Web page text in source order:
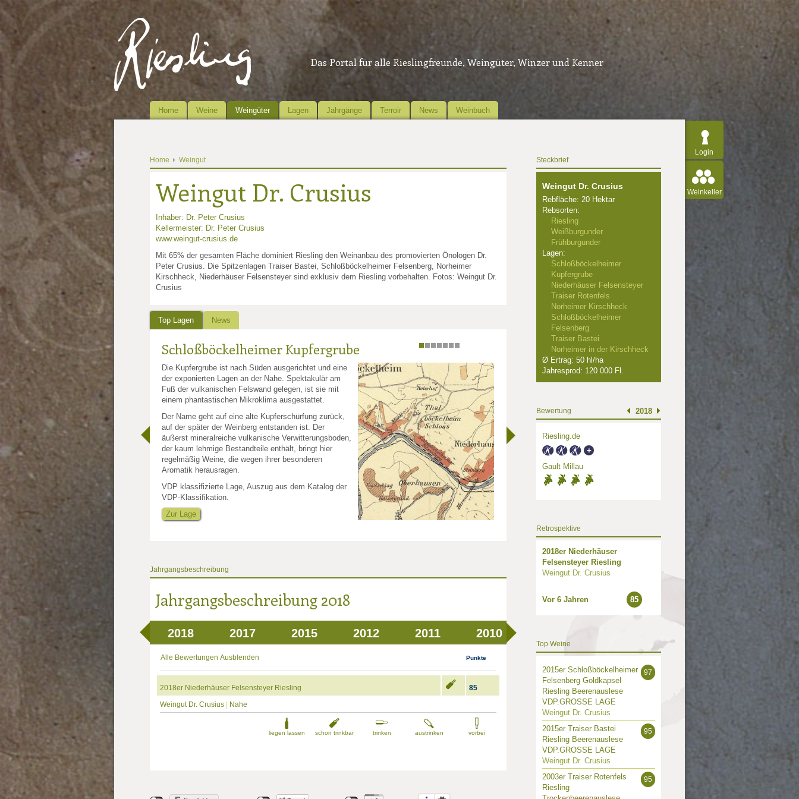
Das Portal für alle Rieslingfreunde, Weingüter, Winzer und Kenner
Home Weine Weingüter Lagen Jahrgänge Terroir News Weinbuch
Login
Weinkeller
Home Weingut
Weingut Dr. Crusius
Inhaber: Dr. Peter Crusius
Kellermeister: Dr. Peter Crusius
www.weingut-crusius.de
Mit 65% der gesamten Fläche dominiert Riesling den Weinanbau des promovierten Önologen Dr.
Peter Crusius. Die Spitzenlagen Traiser Bastei, Schloßböckelheimer Felsenberg, Norheimer
Kirschheck, Niederhäuser Felsensteyer sind exklusiv dem Riesling vorbehalten. Fotos: Weingut Dr.
Crusius
Top Lagen News
Schloßböckelheimer Kupfergrube
Die Kupfergrube ist nach Süden ausgerichtet und eine
der exponierten Lagen an der Nahe. Spektakulär am
Fuß der vulkanischen Felswand gelegen, ist sie mit
einem phantastischen Mikroklima ausgestattet.
Der Name geht auf eine alte Kupferschürfung zurück,
auf der später der Weinberg entstanden ist. Der
äußerst mineralreiche vulkanische Verwitterungsboden,
der kaum lehmige Bestandteile enthält, bringt hier
regelmäßig Weine, die wegen ihrer besonderen
Aromatik herausragen.
VDP klassifizierte Lage, Auszug aus dem Katalog der
VDP-Klassifikation.
Zur Lage
Jahrgangsbeschreibung
Jahrgangsbeschreibung 2018
2018 2017 2015 2012 2011 2010
Alle Bewertungen Ausblenden Punkte
2018er Niederhäuser Felsensteyer Riesling
85
Weingut Dr. Crusius
Nahe
liegen lassen schon trinkbar trinken austrinken vorbei
Steckbrief
Weingut Dr. Crusius
Rebfläche: 20 Hektar
Rebsorten:
Riesling
Weißburgunder
Frühburgunder
Lagen:
Schloßböckelheimer
Kupfergrube
Niederhäuser Felsensteyer
Traiser Rotenfels
Norheimer Kirschheck
Schloßböckelheimer
Felsenberg
Traiser Bastei
Norheimer in der Kirschheck
Ø Ertrag: 50 hl/ha
Jahresprod: 120 000 Fl.
Bewertung 2018
Riesling.de
3.5
Punkte: 3.5
Punkte: 3.5
Gault Millau
4
Punkte: 4
Punkte: 4
Millau Punkte: 4
Retrospektive
2018er Niederhäuser
Felsensteyer Riesling
Weingut Dr. Crusius
Vor 6 Jahren 85
Top Weine
97
2015er Schloßböckelheimer
Felsenberg Goldkapsel
Riesling Beerenauslese
VDP.GROSSE LAGE
Weingut Dr. Crusius
95
2015er Traiser Bastei
Riesling Beerenauslese
VDP.GROSSE LAGE
Weingut Dr. Crusius
95
2003er Traiser Rotenfels
Riesling